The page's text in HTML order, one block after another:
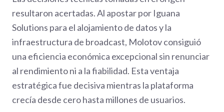
resultaron acertadas. Al apostar por Iguana
Solutions para el alojamiento de datos y la
infraestructura de broadcast, Molotov consiguió
una eficiencia económica excepcional sin renunciar
al rendimiento ni a la fiabilidad. Esta ventaja
estratégica fue decisiva mientras la plataforma
crecía desde cero hasta millones de usuarios.